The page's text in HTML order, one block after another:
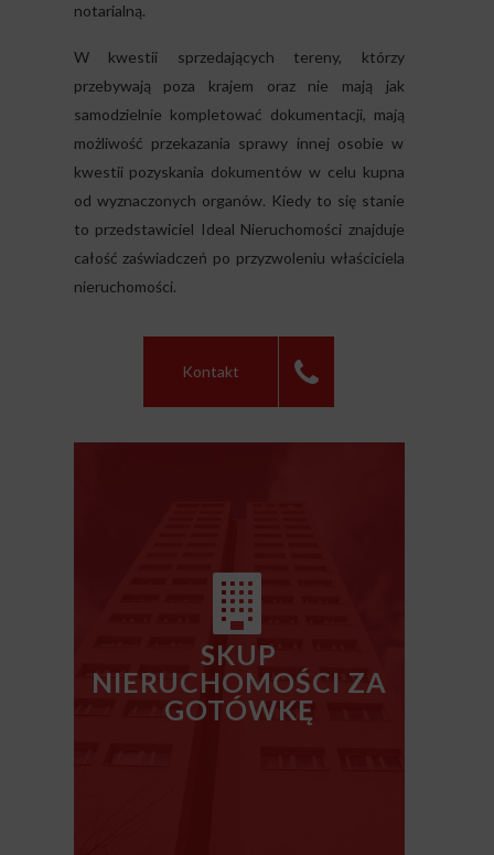
notarialną.
W kwestii sprzedających tereny, którzy
przebywają poza krajem oraz nie mają jak
samodzielnie kompletować dokumentacji, mają
możliwość przekazania sprawy innej osobie w
kwestii pozyskania dokumentów w celu kupna
od wyznaczonych organów. Kiedy to się stanie
to przedstawiciel Ideal Nieruchomości znajduje
całość zaświadczeń po przyzwoleniu właściciela
nieruchomości.
Kontakt
SKUP
NIERUCHOMOŚCI ZA
GOTÓWKĘ